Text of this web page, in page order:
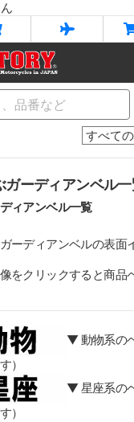
ーディアンベル
ィアンベル一覧
ーディアンベルの表面
をクリックすると商品
▼ 動物系の
）
▼ 星座系の
）